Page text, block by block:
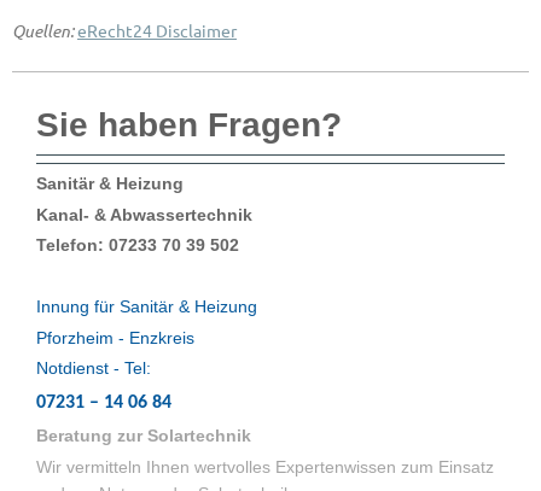
Quellen:eRecht24 Disclaimer
Sie haben Fragen?
Sanitär & Heizung
Kanal- & Abwassertechnik
Telefon: 07233 70 39 502
Innung für Sanitär & Heizung
Pforzheim - Enzkreis
Notdienst - Tel:
07231 – 14 06 84
Beratung zur Solartechnik
Wir vermitteln Ihnen wertvolles Expertenwissen zum Einsatz